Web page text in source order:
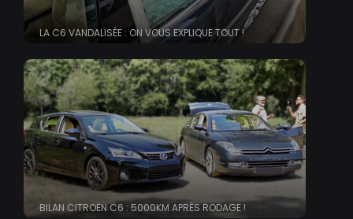
LA C6 VANDALISÉE : ON VOUS EXPLIQUE TOUT !
BILAN CITROËN C6 : 5000KM APRÈS RODAGE !